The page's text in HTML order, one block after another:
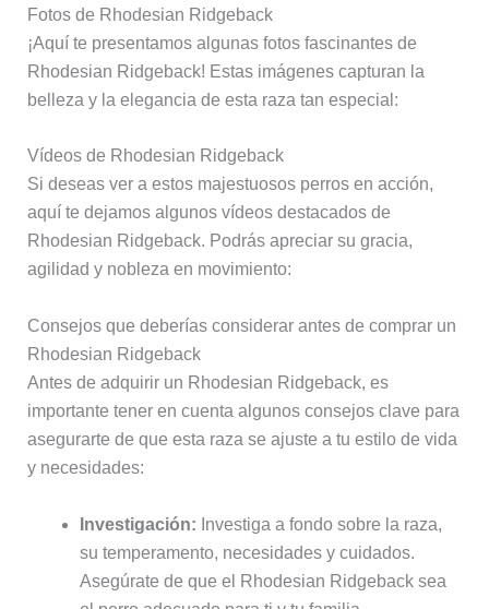
Fotos de Rhodesian Ridgeback
¡Aquí te presentamos algunas fotos fascinantes de
Rhodesian Ridgeback! Estas imágenes capturan la
belleza y la elegancia de esta raza tan especial:
Vídeos de Rhodesian Ridgeback
Si deseas ver a estos majestuosos perros en acción,
aquí te dejamos algunos vídeos destacados de
Rhodesian Ridgeback. Podrás apreciar su gracia,
agilidad y nobleza en movimiento:
Consejos que deberías considerar antes de comprar un
Rhodesian Ridgeback
Antes de adquirir un Rhodesian Ridgeback, es
importante tener en cuenta algunos consejos clave para
asegurarte de que esta raza se ajuste a tu estilo de vida
y necesidades:
Investigación: Investiga a fondo sobre la raza,
su temperamento, necesidades y cuidados.
Asegúrate de que el Rhodesian Ridgeback sea